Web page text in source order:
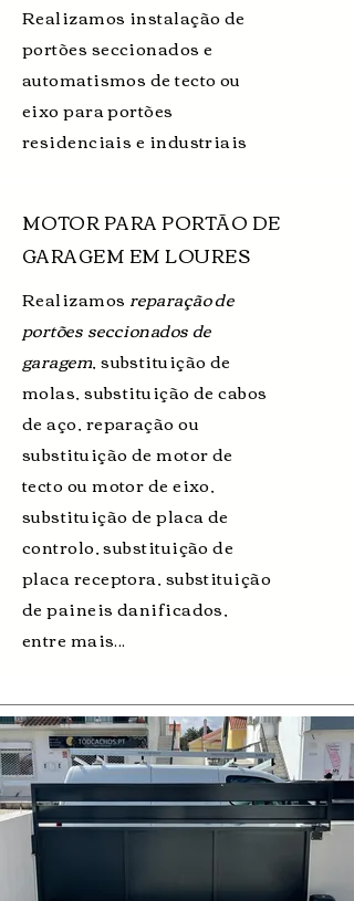
Realizamos instalação de
portões seccionados e
automatismos de tecto ou
eixo para portões
residenciais e industriais
MOTOR PARA PORTÃO DE
GARAGEM EM LOURES
Realizamosreparação de
portões seccionados de
garagem, substituição de
molas, substituição de cabos
de aço, reparação ou
substituição de motor de
tecto ou motor de eixo,
substituição de placa de
controlo, substituição de
placa receptora, substituição
de paineis danificados,
entre mais...